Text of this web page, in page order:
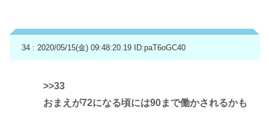
34 : 2020/05/15(金) 09:48:20.19 ID:paT6oGC40
>>33
おまえが72になる頃には90まで働かされるかも